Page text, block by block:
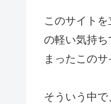
このサイト
の軽い気持
まったこの
そういう中